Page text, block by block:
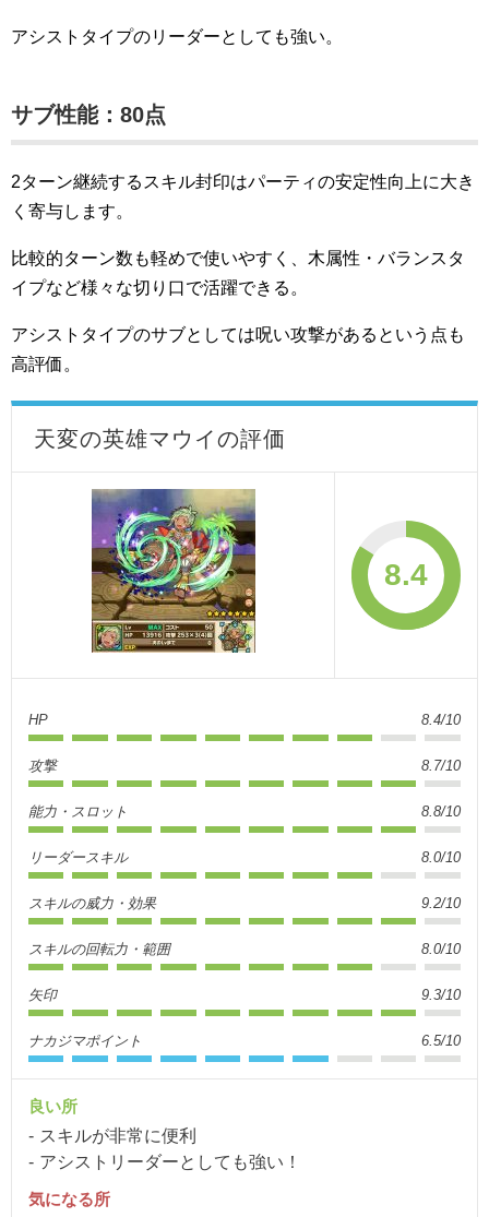
アシストタイプのリーダーとしても強い。
サブ性能：80点
2ターン継続するスキル封印はパーティの安定性向上に大き
く寄与します。
比較的ターン数も軽めで使いやすく、木属性・バランスタ
イプなど様々な切り口で活躍できる。
アシストタイプのサブとしては呪い攻撃があるという点も
高評価。
天変の英雄マウイの評価
8.4
HP 8.4/10
攻撃 8.7/10
能力・スロット 8.8/10
リーダースキル 8.0/10
スキルの威力・効果 9.2/10
スキルの回転力・範囲 8.0/10
矢印 9.3/10
ナカジマポイント 6.5/10
良い所
スキルが非常に便利
アシストリーダーとしても強い！
気になる所